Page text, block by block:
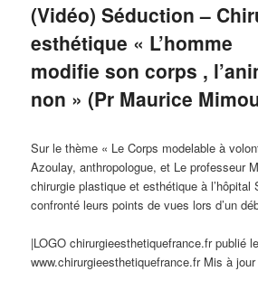
(Vidéo) Séduction –
esthétique « L’homme
modifie son corps ,
non » (Pr Maurice
Sur le thème « Le Corps modelable à
Azoulay, anthropologue, et Le professeur
chirurgie plastique et esthétique à l’hôpital
confronté leurs points de vues lors d’un
|LOGO chirurgieesthetiquefrance.fr publié
www.chirurgieesthetiquefrance.fr Mis à